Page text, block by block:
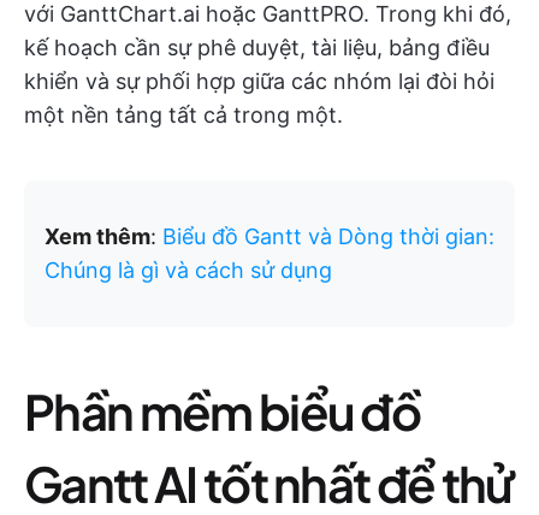
với GanttChart.ai hoặc GanttPRO. Trong khi đó,
kế hoạch cần sự phê duyệt, tài liệu, bảng điều
khiển và sự phối hợp giữa các nhóm lại đòi hỏi
một nền tảng tất cả trong một.
Xem thêm: Biểu đồ Gantt và Dòng thời gian:
Chúng là gì và cách sử dụng
Phần mềm biểu đồ
Gantt AI tốt nhất để thử